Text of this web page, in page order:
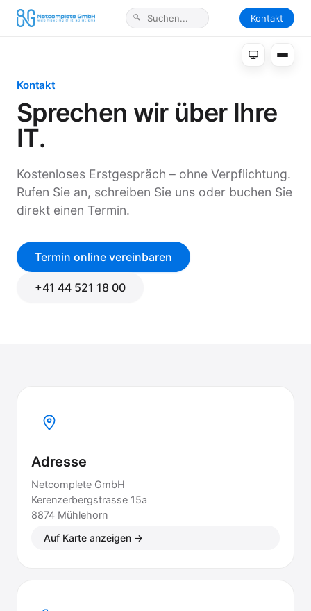
Kontakt
Kontakt
Sprechen wir über Ihre
IT.
Kostenloses Erstgespräch – ohne Verpflichtung.
Rufen Sie an, schreiben Sie uns oder buchen Sie
direkt einen Termin.
Termin online vereinbaren
+41 44 521 18 00
Adresse
Netcomplete GmbH
Kerenzerbergstrasse 15a
8874 Mühlehorn
Auf Karte anzeigen →